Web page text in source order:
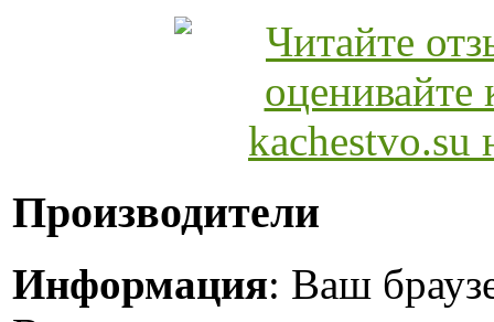
Производители
Информация: Ваш